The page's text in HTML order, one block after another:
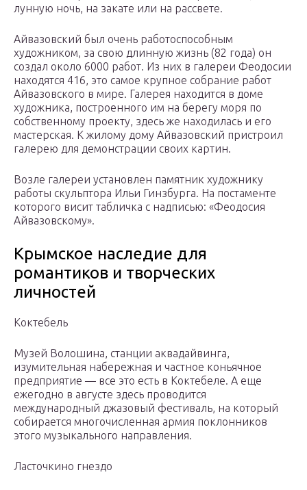
лунную ночь, на закате или на рассвете.
Айвазовский был очень работоспособным
художником, за свою длинную жизнь (82 года) он
создал около 6000 работ. Из них в галереи Феодосии
находятся 416, это самое крупное собрание работ
Айвазовского в мире. Галерея находится в доме
художника, построенного им на берегу моря по
собственному проекту, здесь же находилась и его
мастерская. К жилому дому Айвазовский пристроил
галерею для демонстрации своих картин.
Возле галереи установлен памятник художнику
работы скульптора Ильи Гинзбурга. На постаменте
которого висит табличка с надписью: «Феодосия
Айвазовскому».
Крымское наследие для
романтиков и творческих
личностей
Коктебель
Музей Волошина, станции аквадайвинга,
изумительная набережная и частное коньячное
предприятие — все это есть в Коктебеле. А еще
ежегодно в августе здесь проводится
международный джазовый фестиваль, на который
собирается многочисленная армия поклонников
этого музыкального направления.
Ласточкино гнездо